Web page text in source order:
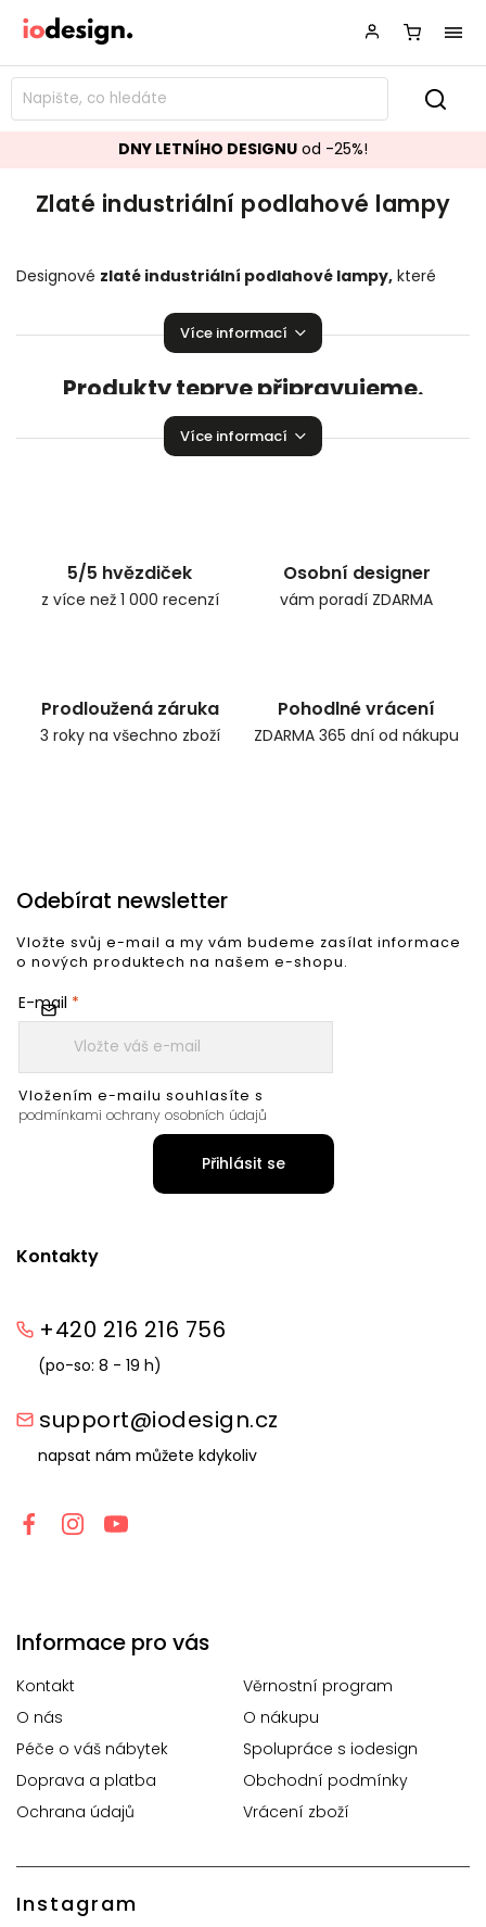
DNY LETNÍHO DESIGNU od -25%!
Zlaté industriální podlahové lampy
Designové zlaté industriální podlahové lampy, které
rozzáří Vaší domácnost.
Více informací
Produkty teprve připravujeme.
Můžete se ale podívat na ostatní kategorie.
Více informací
5/5 hvězdiček
z více než 1 000 recenzí
Osobní designer
vám poradí ZDARMA
Prodloužená záruka
3 roky na všechno zboží
Pohodlné vrácení
ZDARMA 365 dní od nákupu
Kontakty
+420 216 216 756
(po-so: 8 - 19 h)
support@iodesign.cz
napsat nám můžete kdykoliv
Informace pro vás
Kontakt
Věrnostní program
O nás
O nákupu
Péče o váš nábytek
Spolupráce s iodesign
Doprava a platba
Obchodní podmínky
Ochrana údajů
Vrácení zboží
Instagram
Odebírat newsletter
Vložte svůj e-mail a my vám budeme zasílat informace
o nových produktech na našem e-shopu.
E-mail
Vložením e-mailu souhlasíte s
podmínkami ochrany osobních údajů
Přihlásit se